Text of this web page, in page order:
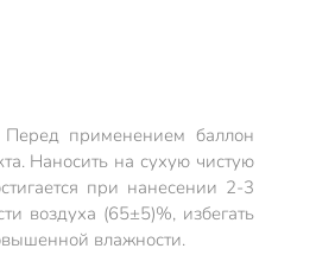
применением баллон
Наносить на сухую чистую
при нанесении 2-3
воздуха (65±5)%, избегать
влажности.